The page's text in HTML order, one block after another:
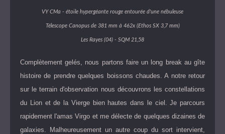
VY CMa - étoile hypergéante rouge entourée d'une nébuleuse
Télescope Canopus de 381 mm à 462x (Ethos SX 3,7 mm)
Les Rayes (04) - SQM 21,58
Complètement gelés, nous partons faire un long break au gîte
histoire de prendre quelques boissons chaudes. A notre retour
sur le terrain d'observation nous découvrons les constellations
du Lion et de la Vierge bien hautes dans le ciel. Je parcours
rapidement l'amas Virgo et me délecte de quelques dizaines de
galaxies. Malheureusement un autre coup du sort intervient,